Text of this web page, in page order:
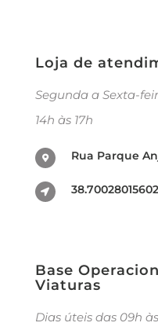
Loja de
Segunda a Sexta-
14h às 17h
Rua Parque
Base
Viaturas
Dias úteis das 09h